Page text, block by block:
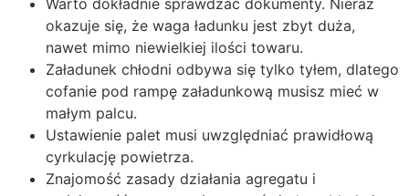
okazuje się, że waga ładunku jest zbyt duża,
nawet mimo niewielkiej ilości towaru.
Załadunek chłodni odbywa się tylko tyłem, dlatego
cofanie pod rampę załadunkową musisz mieć w
małym palcu.
Ustawienie palet musi uwzględniać prawidłową
cyrkulację powietrza.
Znajomość zasady działania agregatu i